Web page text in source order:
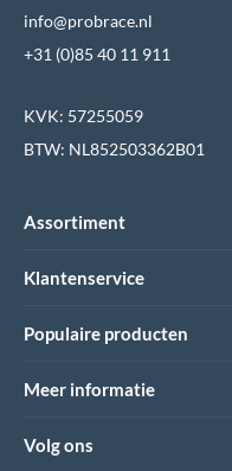
info@probrace.nl
+31 (0)85 40 11 911
KVK: 57255059
BTW: NL852503362B01
Assortiment
Klantenservice
Populaire producten
Meer informatie
Volg ons